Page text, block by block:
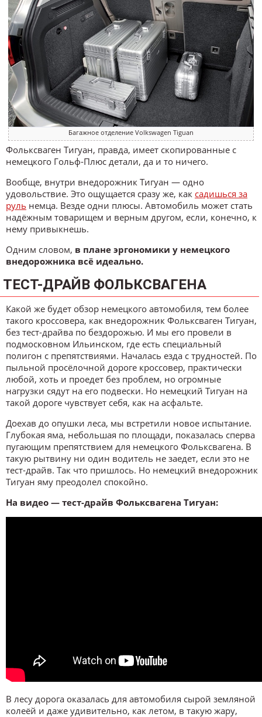
Багажное отделение Volkswagen Tiguan
Фольксваген Тигуан, правда, имеет скопированные с
немецкого Гольф-Плюс детали, да и то ничего.
Вообще, внутри внедорожник Тигуан — одно
удовольствие. Это ощущается сразу же, как садишься за
руль немца. Везде одни плюсы. Автомобиль может стать
надёжным товарищем и верным другом, если, конечно, к
нему привыкнешь.
Одним словом, в плане эргономики у немецкого
внедорожника всё идеально.
ТЕСТ-ДРАЙВ ФОЛЬКСВАГЕНА
Какой же будет обзор немецкого автомобиля, тем более
такого кроссовера, как внедорожник Фольксваген Тигуан,
без тест-драйва по бездорожью. И мы его провели в
подмосковном Ильинском, где есть специальный
полигон с препятствиями. Началась езда с трудностей. По
пыльной просёлочной дороге кроссовер, практически
любой, хоть и проедет без проблем, но огромные
нагрузки сядут на его подвески. Но немецкий Тигуан на
такой дороге чувствует себя, как на асфальте.
Доехав до опушки леса, мы встретили новое испытание.
Глубокая яма, небольшая по площади, показалась сперва
пугающим препятствием для немецкого Фольксвагена. В
такую рытвину ни один водитель не заедет, если это не
тест-драйв. Так что пришлось. Но немецкий внедорожник
Тигуан яму преодолел спокойно.
На видео — тест-драйв Фольксвагена Тигуан:
В лесу дорога оказалась для автомобиля сырой земляной
колеёй и даже удивительно, как летом, в такую жару,